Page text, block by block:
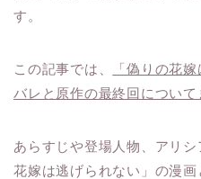
す。
この記事では、
「偽りの花
バレと原作の最終回について
あらすじや登場人物、アリ
花嫁は逃げられない」の漫